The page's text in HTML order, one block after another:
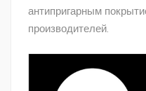
антипригарным
производителей.